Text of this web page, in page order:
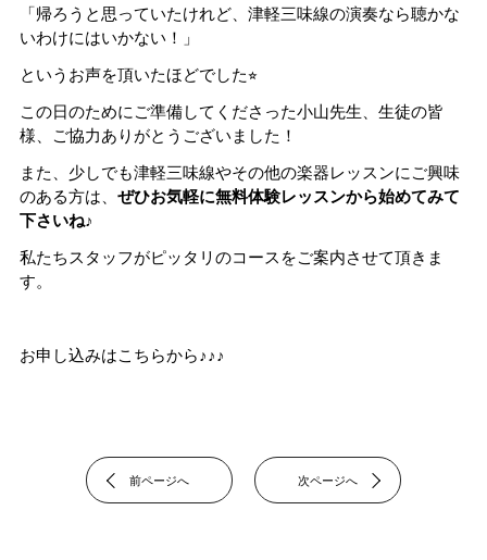
「帰ろうと思っていたけれど、津軽三味線の演奏なら聴かな
いわけにはいかない！」
というお声を頂いたほどでした⭐︎
この日のためにご準備してくださった小山先生、生徒の皆
様、ご協力ありがとうございました！
また、少しでも津軽三味線やその他の楽器レッスンにご興味
のある方は、 ぜひお気軽に無料体験レッスンから始めてみて
下さいね♪
私たちスタッフがピッタリのコースをご案内させて頂きま
す。
お申し込みはこちらから♪♪♪
前ページへ 次ページへ